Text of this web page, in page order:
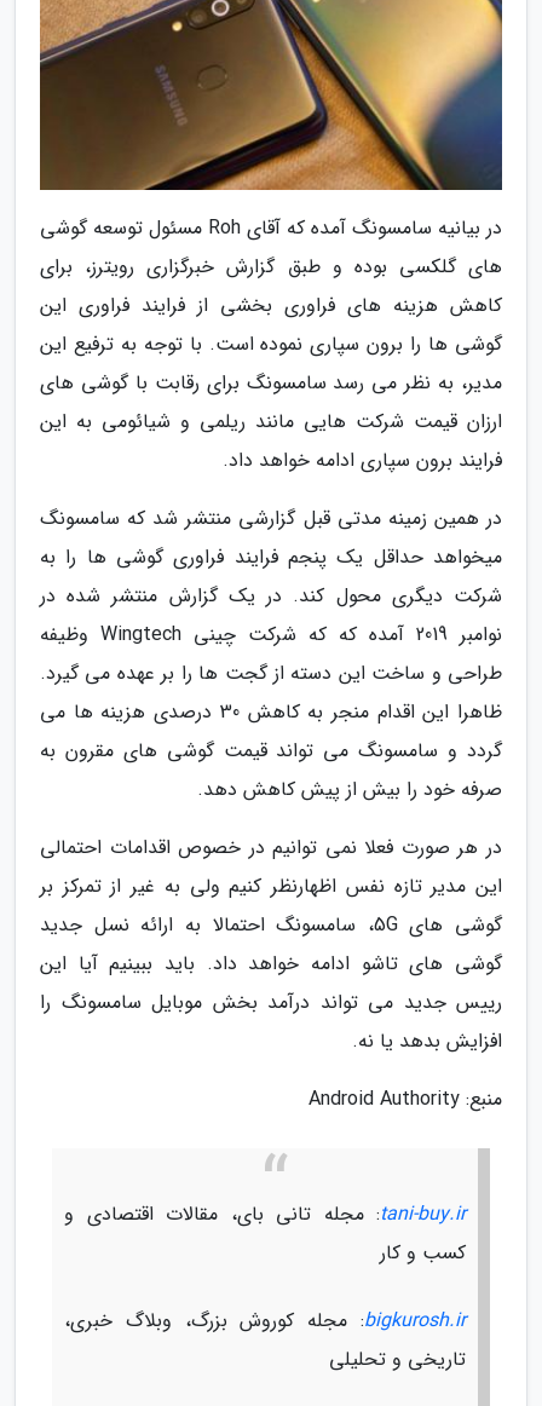
در بیانیه سامسونگ آمده که آقای Roh مسئول توسعه گوشی
های گلکسی بوده و طبق گزارش خبرگزاری رویترز، برای
کاهش هزینه های فراوری بخشی از فرایند فراوری این
گوشی ها را برون سپاری نموده است. با توجه به ترفیع این
مدیر، به نظر می رسد سامسونگ برای رقابت با گوشی های
ارزان قیمت شرکت هایی مانند ریلمی و شیائومی به این
فرایند برون سپاری ادامه خواهد داد.
در همین زمینه مدتی قبل گزارشی منتشر شد که سامسونگ
میخواهد حداقل یک پنجم فرایند فراوری گوشی ها را به
شرکت دیگری محول کند. در یک گزارش منتشر شده در
نوامبر 2019 آمده که که شرکت چینی Wingtech وظیفه
طراحی و ساخت این دسته از گجت ها را بر عهده می گیرد.
ظاهرا این اقدام منجر به کاهش 30 درصدی هزینه ها می
گردد و سامسونگ می تواند قیمت گوشی های مقرون به
صرفه خود را بیش از پیش کاهش دهد.
در هر صورت فعلا نمی توانیم در خصوص اقدامات احتمالی
این مدیر تازه نفس اظهارنظر کنیم ولی به غیر از تمرکز بر
گوشی های 5G، سامسونگ احتمالا به ارائه نسل جدید
گوشی های تاشو ادامه خواهد داد. باید ببینیم آیا این
رییس جدید می تواند درآمد بخش موبایل سامسونگ را
افزایش بدهد یا نه.
منبع: Android Authority
tani-buy.ir: مجله تانی بای، مقالات اقتصادی و
کسب و کار
bigkurosh.ir: مجله کوروش بزرگ، وبلاگ خبری،
تاریخی و تحلیلی